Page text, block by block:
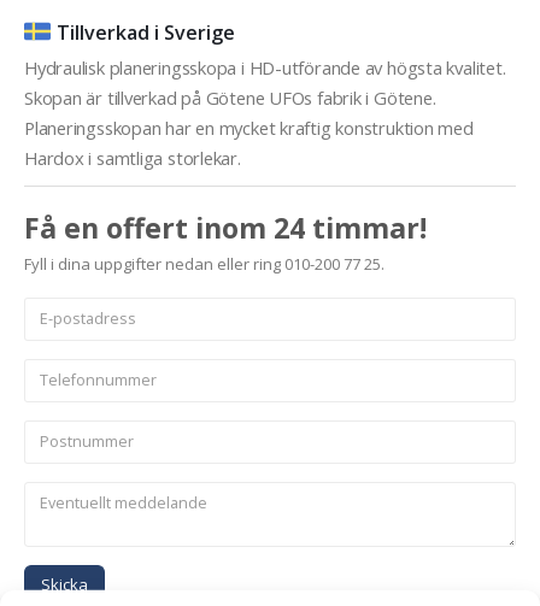
Tillverkad i Sverige
Hydraulisk planeringsskopa i HD-utförande av högsta kvalitet.
Skopan är tillverkad på Götene UFOs fabrik i Götene.
Planeringsskopan har en mycket kraftig konstruktion med
Hardox i samtliga storlekar.
Få en offert inom 24 timmar!
Fyll i dina uppgifter nedan eller ring 010-200 77 25.
Skicka